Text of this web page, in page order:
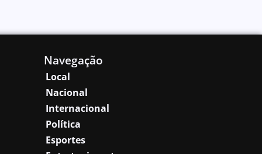
Navegação
Local
Nacional
Internacional
Política
Esportes